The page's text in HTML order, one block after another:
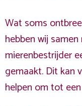
Wat soms
hebben wij
mierenbestrijder
gemaakt. Dit kan
helpen om tot